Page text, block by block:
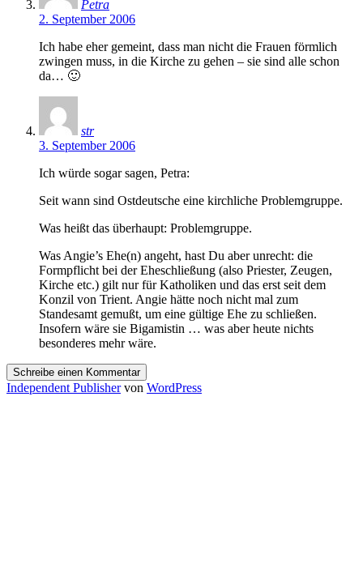
Petra
2. September 2006
Ich habe eher gemeint, dass man nicht die Frauen förmlich
zwingen muss, in die Kirche zu gehen – sie sind alle schon
da… 🙂
str
3. September 2006
Ich würde sogar sagen, Petra:
Seit wann sind Ostdeutsche eine kirchliche Problemgruppe.
Was heißt das überhaupt: Problemgruppe.
Was Angie’s Ehe(n) angeht, hast Du aber unrecht: die
Formpflicht bei der Eheschließung (also Priester, Zeugen,
Kirche etc.) gilt nur für Katholiken und das erst seit dem
Konzil von Trient. Angie hätte noch nicht mal zum
Standesamt gemußt, um eine gültige Ehe zu schließen.
Insofern wäre sie Bigamistin … was aber heute nichts
besonderes mehr wäre.
Schreibe einen Kommentar
Independent Publishervon WordPress